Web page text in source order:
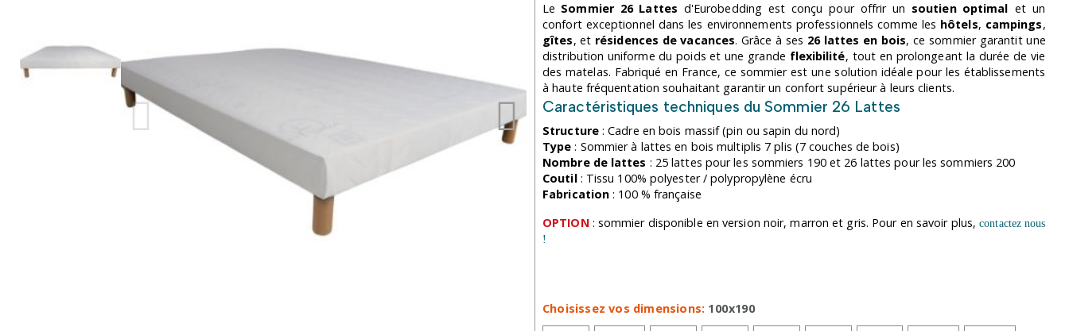
Le Sommier 26 Lattes d'Eurobedding est conçu pour offrir un soutien optimal et un
confort exceptionnel dans les environnements professionnels comme les hôtels, campings,
gîtes, et résidences de vacances. Grâce à ses 26 lattes en bois, ce sommier garantit une
distribution uniforme du poids et une grande flexibilité, tout en prolongeant la durée de vie
des matelas. Fabriqué en France, ce sommier est une solution idéale pour les établissements
à haute fréquentation souhaitant garantir un confort supérieur à leurs clients.
Caractéristiques techniques du Sommier 26 Lattes
Structure: Cadre en bois massif (pin ou sapin du nord)
Type : Sommier à lattes en bois multiplis 7 plis (7 couches de bois)
Nombre de lattes : 25 lattes pour les sommiers 190 et 26 lattes pour les sommiers 200
Coutil: Tissu 100% polyester / polypropylène écru
Fabrication : 100 % française
OPTION: sommier disponible en version noir, marron et gris. Pour en savoir plus,contactez nous
!
Choisissez vos dimensions 100x190